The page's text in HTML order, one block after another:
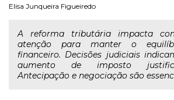
Elisa Junqueira Figueiredo
A reforma tributária impacta
atenção para manter o
financeiro. Decisões judiciais
aumento de imposto
Antecipação e negociação são